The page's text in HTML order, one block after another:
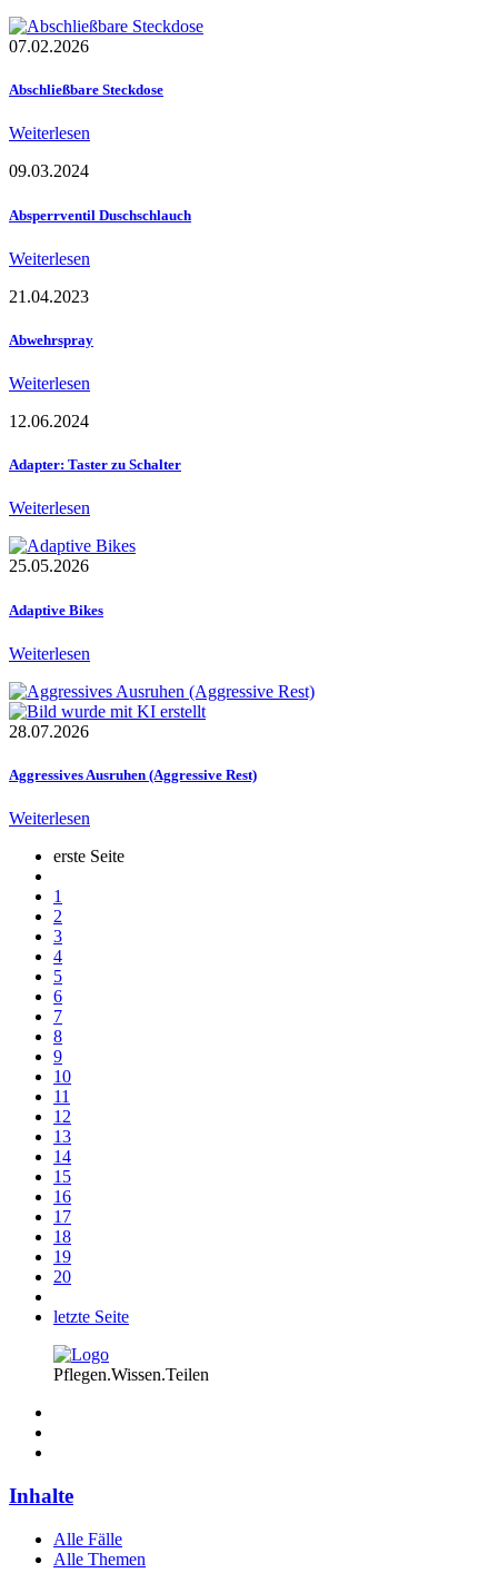
07.02.2026
Abschließbare Steckdose
Weiterlesen
09.03.2024
Absperrventil Duschschlauch
Weiterlesen
21.04.2023
Abwehrspray
Weiterlesen
12.06.2024
Adapter: Taster zu Schalter
Weiterlesen
25.05.2026
Adaptive Bikes
Weiterlesen
28.07.2026
Aggressives Ausruhen (Aggressive Rest)
Weiterlesen
erste Seite
1
2
3
4
5
6
7
8
9
10
11
12
13
14
15
16
17
18
19
20
letzte Seite
Pflegen.Wissen.Teilen
Inhalte
Alle Fälle
Alle Themen